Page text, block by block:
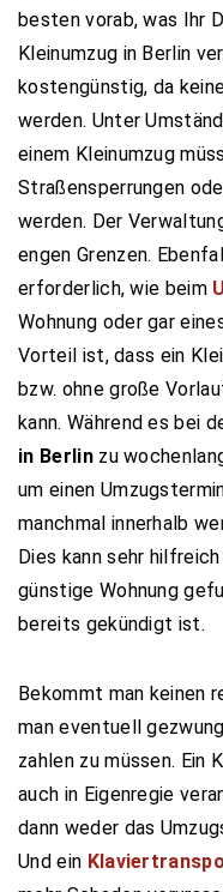
besten vorab, was Ihr
Kleinumzug in Berlin
kostengünstig, da
werden. Unter
einem Kleinumzug
Straßensperrungen
werden. Der
engen Grenzen.
erforderlich, wie beim
Wohnung oder gar
Vorteil ist, dass ein
bzw. ohne große
kann. Während es bei
in Berlinzu
um einen
manchmal innerhalb
Dies kann sehr
günstige Wohnung
bereits gekündigt ist.
Bekommt man keinen
man eventuell
zahlen zu müssen. Ein
auch in Eigenregie
dann weder das
Und ein